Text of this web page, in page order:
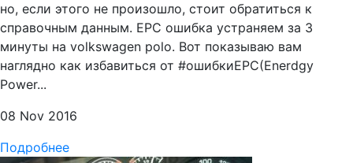
но, если этого не произошло, стоит обратиться к
справочным данным. EPC ошибка устраняем за 3
минуты на volkswagen polo. Вот показываю вам
наглядно как избавиться от #ошибкиEPC(Enerdgy
Power...
08 Nov 2016
Подробнее